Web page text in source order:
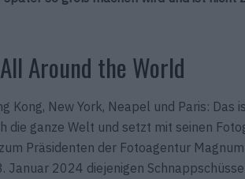
Around the World
Kong, New York, Neapel und Paris: Das
die ganze Welt und setzt mit seinen
Präsidenten der Fotoagentur
Januar 2024 diejenigen